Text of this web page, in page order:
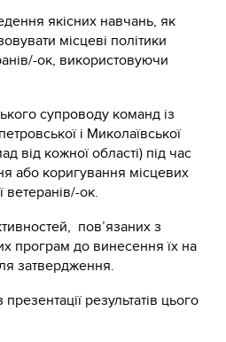
якісних навчань, як
місцеві політики
ок, використовуючи
супроводу команд із
і Миколаївської
від кожної області) під час
або коригування місцевих
ветеранів/-ок.
пов’язаних з
програм до винесення їх на
затвердження.
результатів цього